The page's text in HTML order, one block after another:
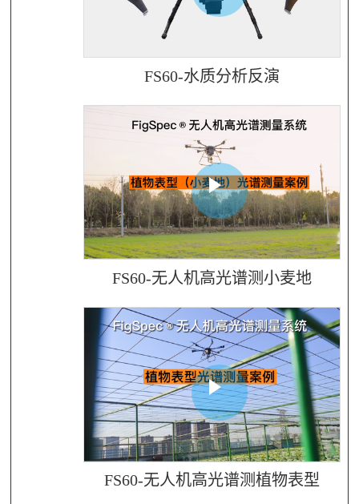
FS60-水质分析反演
FS60-无人机高光谱测小麦地
FS60-无人机高光谱测植物表型